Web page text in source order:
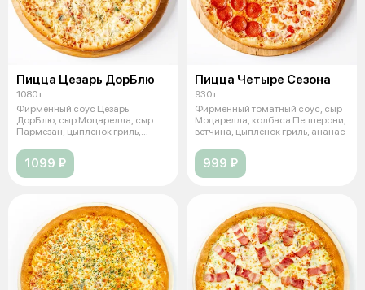
Пицца Цезарь ДорБлю
1080 г
Фирменный соус Цезарь
ДорБлю, сыр Моцарелла, сыр
Пармезан, цыпленок гриль,
1099 ₽
Пицца Четыре Сезона
930 г
Фирменный томатный соус, сыр
Моцарелла, колбаса Пепперони,
ветчина, цыпленок гриль, ананас
999 ₽